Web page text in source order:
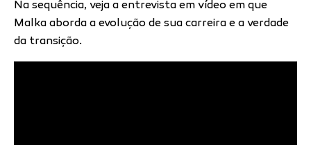
Na sequência, veja a entrevista em vídeo em que
Malka aborda a evolução de sua carreira e a verdade
da transição.